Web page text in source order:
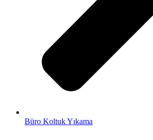
Büro Koltuk Yıkama